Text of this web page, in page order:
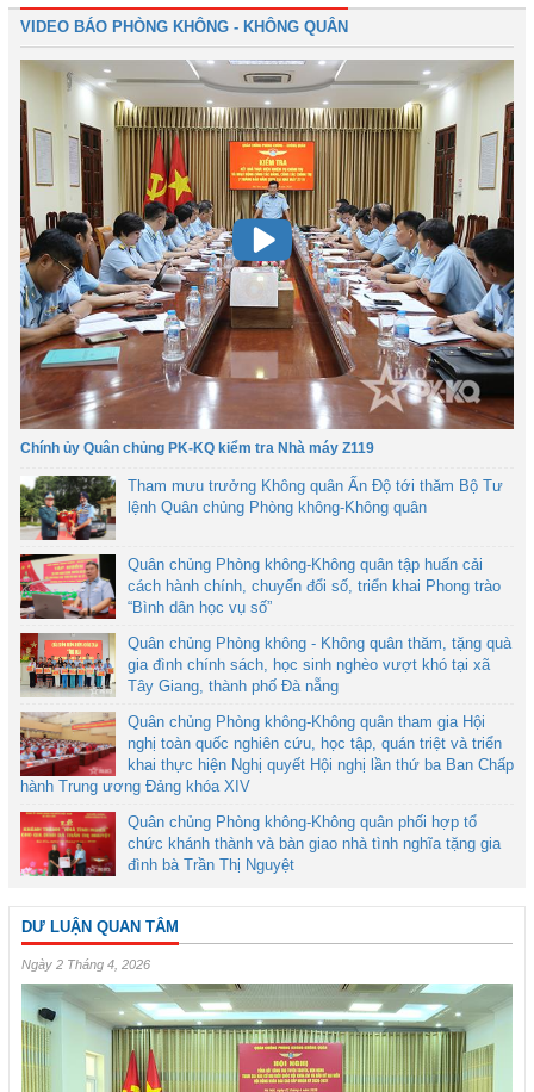
VIDEO BÁO PHÒNG KHÔNG - KHÔNG QUÂN
Chính ủy Quân chủng PK-KQ kiểm tra Nhà máy Z119
Tham mưu trưởng Không quân Ấn Độ tới thăm Bộ Tư
lệnh Quân chủng Phòng không-Không quân
Quân chủng Phòng không-Không quân tập huấn cải
cách hành chính, chuyển đổi số, triển khai Phong trào
“Bình dân học vụ số”
Quân chủng Phòng không - Không quân thăm, tặng quà
gia đình chính sách, học sinh nghèo vượt khó tại xã
Tây Giang, thành phố Đà nẵng
Quân chủng Phòng không-Không quân tham gia Hội
nghị toàn quốc nghiên cứu, học tập, quán triệt và triển
khai thực hiện Nghị quyết Hội nghị lần thứ ba Ban Chấp
hành Trung ương Đảng khóa XIV
Quân chủng Phòng không-Không quân phối hợp tổ
chức khánh thành và bàn giao nhà tình nghĩa tặng gia
đình bà Trần Thị Nguyệt
DƯ LUẬN QUAN TÂM
Ngày 2 Tháng 4, 2026